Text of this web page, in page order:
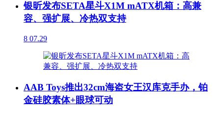
银昕发布SETA星斗X1M mATX机箱：高兼
容、强扩展、冷热双支持
8 07.29
AAB Toys推出32cm海盗女王汉库克手办，铂
金硅胶素体+眼球可动